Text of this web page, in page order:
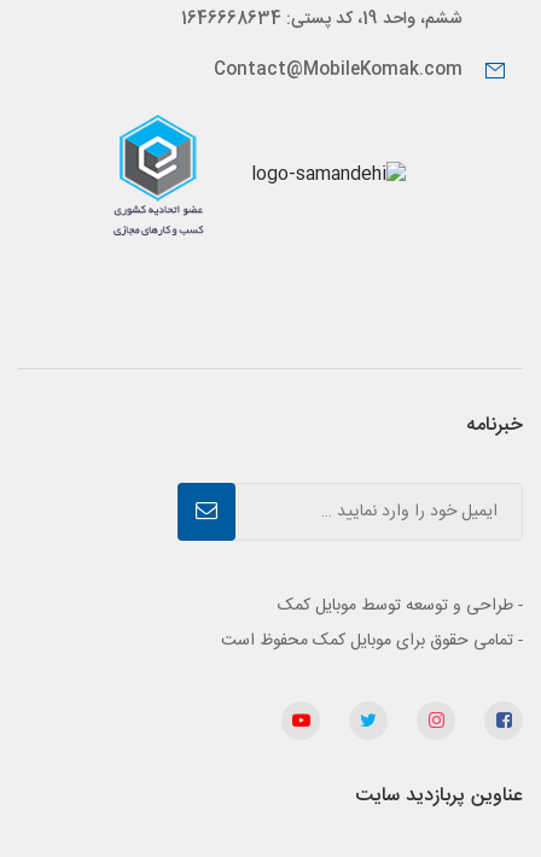
ششم، واحد 19، کد پستی: 1646668634
Contact@MobileKomak.com
خبرنامه
- طراحی و توسعه توسط موبایل کمک
- تمامی حقوق برای موبایل کمک محفوظ است
عناوین پربازدید سایت